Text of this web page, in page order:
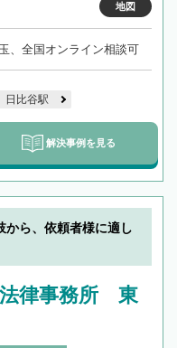
地図
、全国オンライン相談可
日比谷駅
解決事例を見る
から、依頼者様に適し
律事務所 東